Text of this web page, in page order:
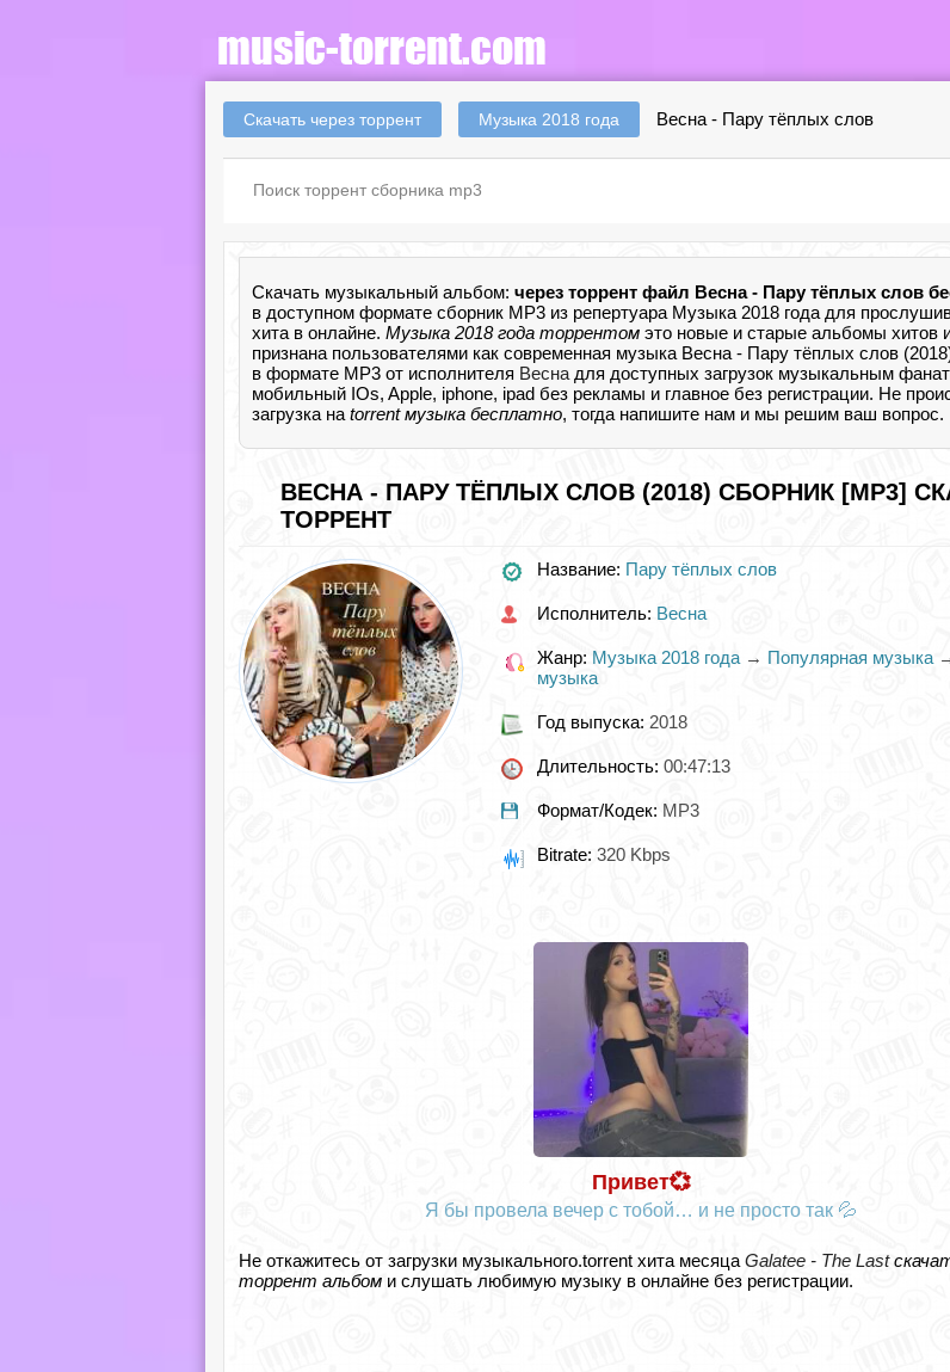
Скачать через торрент Музыка 2018 года Весна - Пару тёплых слов
Скачать музыкальный альбом: через торрент файл Весна - Пару тёплых слов
в доступном формате сборник MP3 из репертуара Музыка 2018 года для
хита в онлайне. Музыка 2018 года торрентом это новые и старые альбомы хитов
признана пользователями как современная музыка Весна - Пару тёплых слов
в формате MP3 от исполнителя Весна для доступных загрузок музыкальным
мобильный IOs, Apple, iphone, ipad без рекламы и главное без регистрации. Не
загрузка на torrent музыка бесплатно, тогда напишите нам и мы решим ваш вопрос.
ВЕСНА - ПАРУ ТЁПЛЫХ СЛОВ (2018) СБОРНИК [MP3]
ТОРРЕНТ
Название: Пару тёплых слов
Исполнитель: Весна
Жанр: Музыка 2018 года → Популярная музыка
музыка
Год выпуска: 2018
Длительность: 00:47:13
Формат/Кодек: MP3
Bitrate: 320 Kbps
Привет💞
Я бы провела вечер с тобой… и не просто так 💦
Не откажитесь от загрузки музыкального.torrent хита месяца Galatee - The Last
торрент альбом и слушать любимую музыку в онлайне без регистрации.